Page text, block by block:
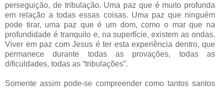
perseguição, de tribulação. Uma paz que é muito profunda
em relação a todas essas coisas. Uma paz que ninguém
pode tirar, uma paz que é um dom, como o mar que na
profundidade é tranquilo e, na superfície, existem as ondas.
Viver em paz com Jesus é ter esta experiência dentro, que
permanece durante todas as provações, todas as
dificuldades, todas as “tribulações”.
Somente assim pode-se compreender como tantos santos